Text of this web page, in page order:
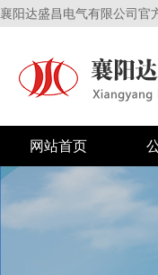
襄阳达盛昌电气有限公司官
网站首页